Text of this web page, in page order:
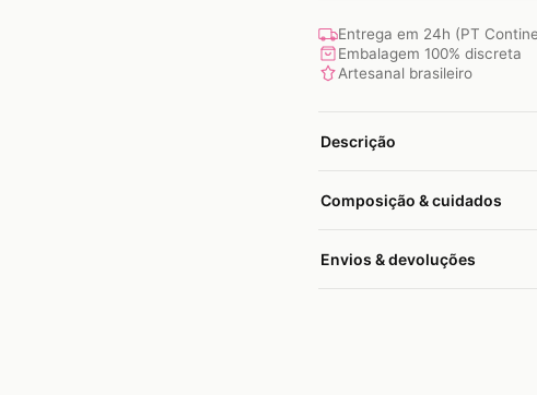
Entrega em 24h (PT
Embalagem 100% discreta
Artesanal brasileiro
Descrição
Composição & cuidados
Lavar à mão em água fria,
Envios & devoluções